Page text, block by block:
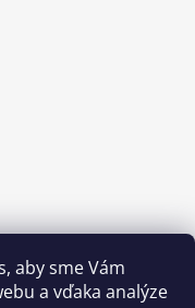
aby sme Vám
a vďaka analýze